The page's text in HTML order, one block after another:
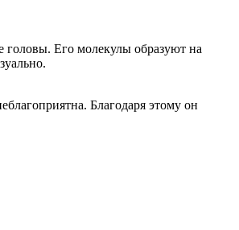
головы. Его молекулы образуют на
Благодаря этому он